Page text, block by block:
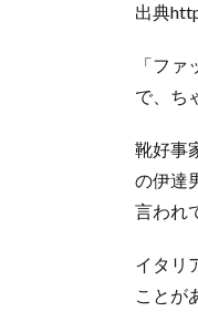
出典
「フ
で、ち
靴好事
の伊達
言われ
イタリ
ことが